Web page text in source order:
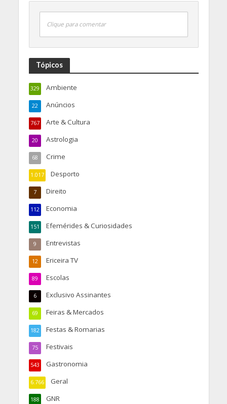
Clique para comentar
Tópicos
Ambiente
329
Anúncios
22
Arte & Cultura
767
Astrologia
20
Crime
68
Desporto
1.017
Direito
7
Economia
112
Efemérides & Curiosidades
151
Entrevistas
9
Ericeira TV
12
Escolas
89
Exclusivo Assinantes
6
Feiras & Mercados
69
Festas & Romarias
182
Festivais
75
Gastronomia
543
Geral
6.766
GNR
188